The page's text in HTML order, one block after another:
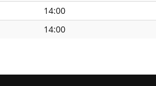
14:00
14:00